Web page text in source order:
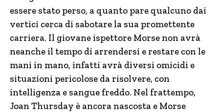
essere stato perso, a quanto pare qualcuno dai
vertici cerca di sabotare la sua promettente
carriera. Il giovane ispettore Morse non avrà
neanche il tempo di arrendersi e restare con le
mani in mano, infatti avrà diversi omicidi e
situazioni pericolose da risolvere, con
intelligenza e sangue freddo. Nel frattempo,
Joan Thursday è ancora nascosta e Morse